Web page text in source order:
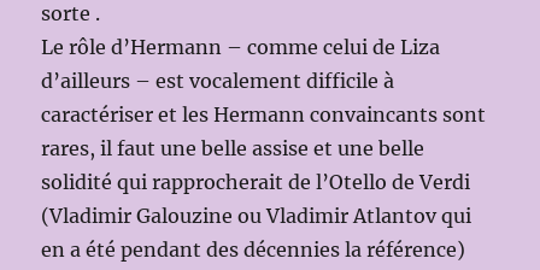
sorte .
Le rôle d’Hermann – comme celui de Liza
d’ailleurs – est vocalement difficile à
caractériser et les Hermann convaincants sont
rares, il faut une belle assise et une belle
solidité qui rapprocherait de l’Otello de Verdi
(Vladimir Galouzine ou Vladimir Atlantov qui
en a été pendant des décennies la référence)